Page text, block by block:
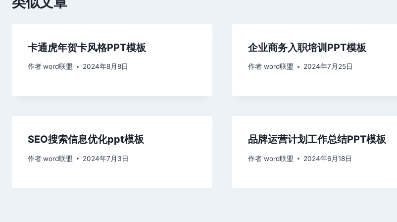
卡通虎年贺卡风格PPT模板
作者word联盟 2024年8月8日
企业商务入职培训PPT模板
作者 word联盟 2024年7月25日
SEO搜索信息优化ppt模板
作者word联盟 2024年7月3日
品牌运营计划工作总结PPT模板
作者 word联盟 2024年6月18日